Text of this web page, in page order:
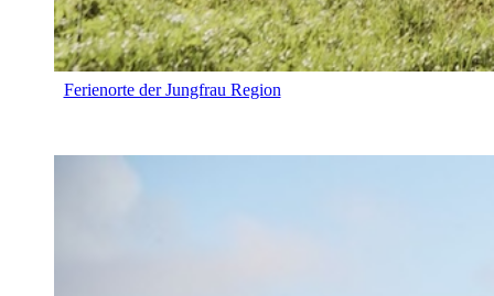
Ferienorte der Jungfrau Region